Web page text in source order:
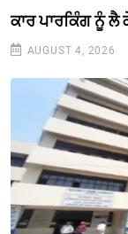
ਕਾਰ ਪਾਰਕਿੰਗ ਨੂੰ
AUGUST 4, 2026